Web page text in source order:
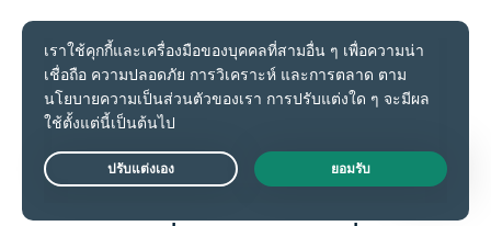
ดังที่เห็นใน
Live Chat